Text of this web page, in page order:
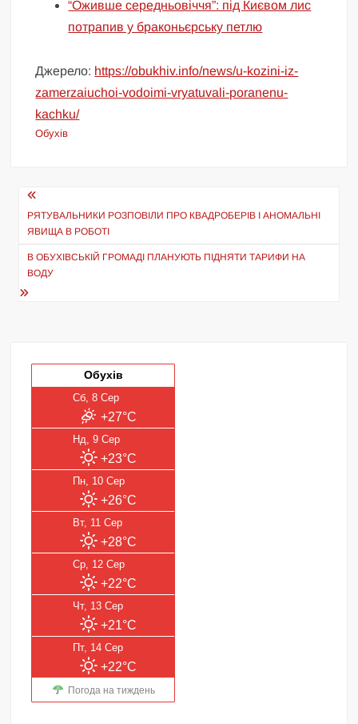
“Оживше середньовіччя”: під Києвом лис
потрапив у браконьєрську петлю
Джерело: https://obukhiv.info/news/u-kozini-iz-
zamerzaiuchoi-vodoimi-vryatuvali-poranenu-
kachku/
Обухів
Навігація
записів
РЯТУВАЛЬНИКИ РОЗПОВІЛИ ПРО КВАДРОБЕРІВ І АНОМАЛЬНІ
ЯВИЩА В РОБОТІ
В ОБУХІВСЬКІЙ ГРОМАДІ ПЛАНУЮТЬ ПІДНЯТИ ТАРИФИ НА
ВОДУ
Обухів
Сб, 8 Сер
+27°C
Нд, 9 Сер
+23°C
Пн, 10 Сер
+26°C
Вт, 11 Сер
+28°C
Ср, 12 Сер
+22°C
Чт, 13 Сер
+21°C
Пт, 14 Сер
+22°C
Погода на тиждень